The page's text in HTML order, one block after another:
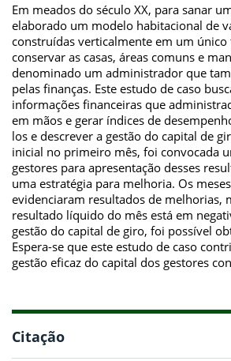
Em meados do século XX, para sanar
elaborado um modelo habitacional de
construídas verticalmente em um único
conservar as casas, áreas comuns e
denominado um administrador que
pelas finanças. Este estudo de caso
informações financeiras que
em mãos e gerar índices de
los e descrever a gestão do capital de
inicial no primeiro mês, foi convocada
gestores para apresentação desses
uma estratégia para melhoria. Os
evidenciaram resultados de melhorias,
resultado líquido do mês está em
gestão do capital de giro, foi possível
Espera-se que este estudo de caso
gestão eficaz do capital dos gestores
Citação